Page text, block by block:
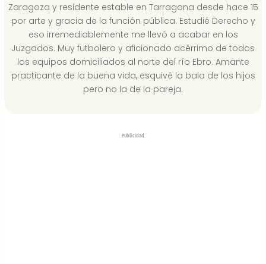
Zaragoza y residente estable en Tarragona desde hace 15
por arte y gracia de la función pública. Estudié Derecho y
eso irremediablemente me llevó a acabar en los
Juzgados. Muy futbolero y aficionado acérrimo de todos
los equipos domiciliados al norte del río Ebro. Amante
practicante de la buena vida, esquivé la bala de los hijos
pero no la de la pareja.
Publicidad